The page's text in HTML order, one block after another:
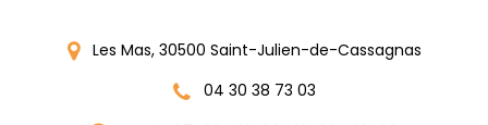
Les Mas, 30500 Saint-Julien-de-Cassagnas
04 30 38 73 03